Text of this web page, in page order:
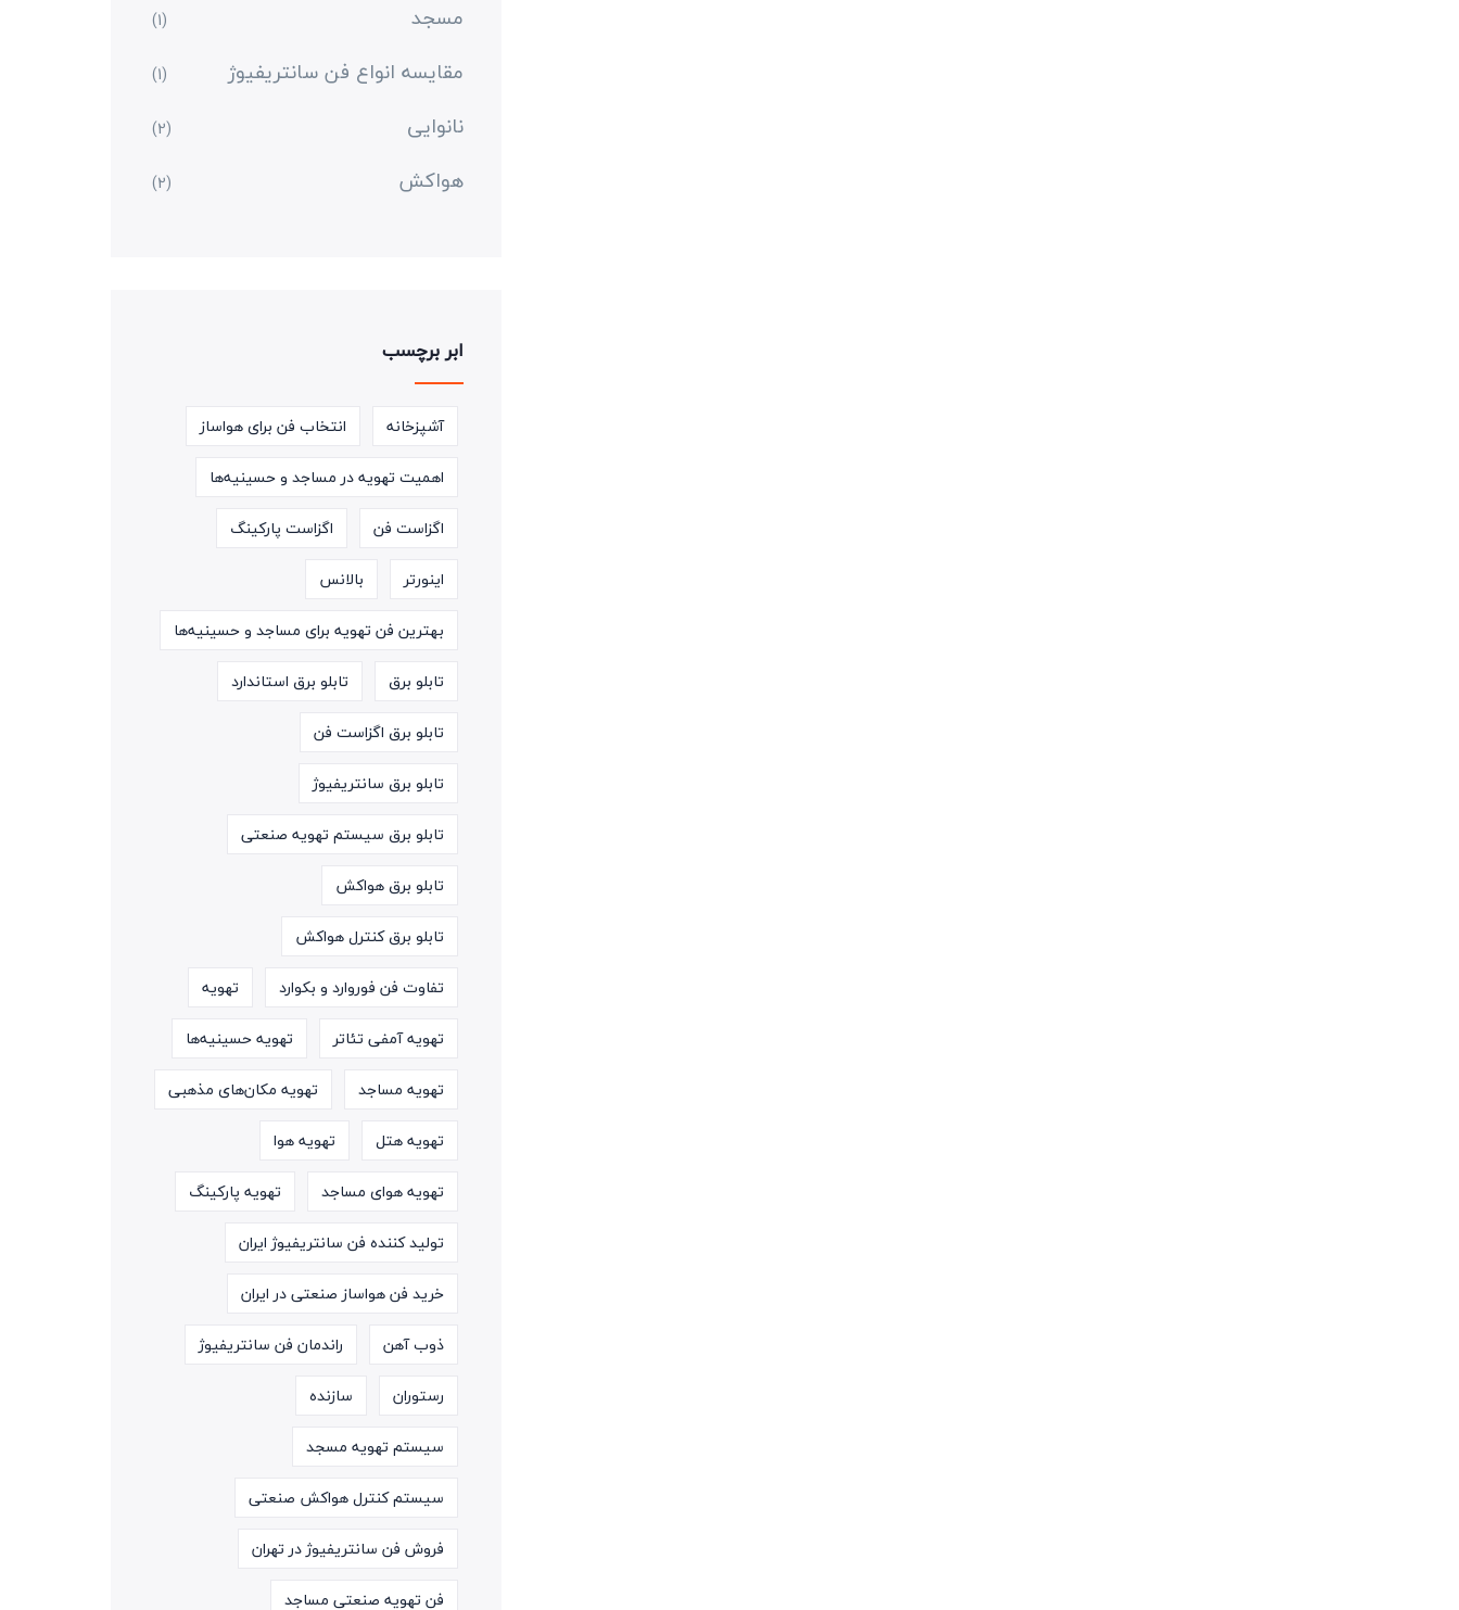
مسجد (1)
مقایسه انواع فن سانتریفیوژ (1)
نانوایی (2)
هواکش (2)
ابر برچسب
آشپزخانه
انتخاب فن برای هواساز
اهمیت تهویه در مساجد و حسینیه‌ها
اگزاست فن
اگزاست پارکینگ
اینورتر
بالانس
بهترین فن تهویه برای مساجد و حسینیه‌ها
تابلو برق
تابلو برق استاندارد
تابلو برق اگزاست فن
تابلو برق سانتریفیوژ
تابلو برق سیستم تهویه صنعتی
تابلو برق هواکش
تابلو برق کنترل هواکش
تفاوت فن فوروارد و بکوارد
تهویه
تهویه آمفی تئاتر
تهویه حسینیه‌ها
تهویه مساجد
تهویه مکان‌های مذهبی
تهویه هتل
تهویه هوا
تهویه هوای مساجد
تهویه پارکینگ
تولید کننده فن سانتریفیوژ ایران
خرید فن هواساز صنعتی در ایران
ذوب آهن
راندمان فن سانتریفیوژ
رستوران
سازنده
سیستم تهویه مسجد
سیستم کنترل هواکش صنعتی
فروش فن سانتریفیوژ در تهران
فن تهویه صنعتی مساجد